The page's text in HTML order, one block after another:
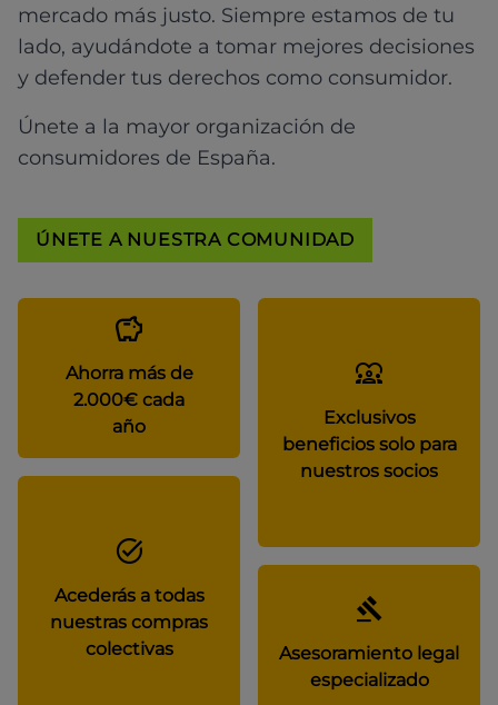
mercado más justo. Siempre estamos de tu
lado, ayudándote a tomar mejores decisiones
y defender tus derechos como consumidor.
Únete a la mayor organización de
consumidores de España.
ÚNETE A NUESTRA COMUNIDAD
Ahorra más de
2.000€ cada
año
Exclusivos
beneficios solo para
nuestros socios
Acederás a todas
nuestras compras
colectivas
Asesoramiento legal
especializado